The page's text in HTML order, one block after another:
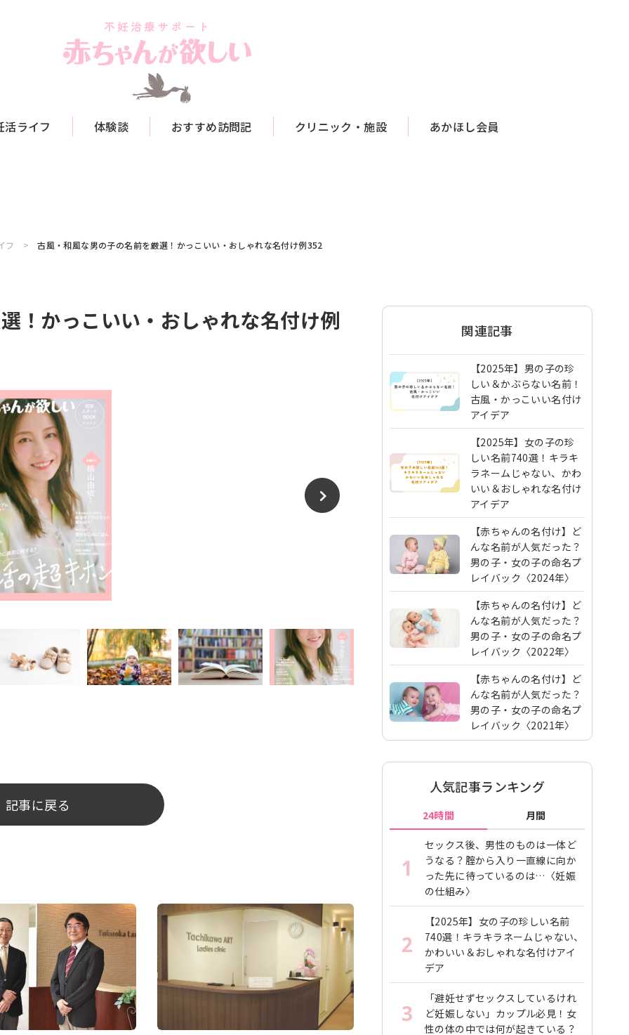
活ライフ 体験談 おすすめ訪問記 クリニック・施設 あかほし会員
フ 古風・和風な男の子の名前を厳選！かっこいい・おしゃれな名付け例352
！かっこいい・おしゃれな名付け例
記事に戻る
関連記事
【2025年】男の子の珍
しい＆かぶらない名前！
古風・かっこいい名付け
アイデア
【2025年】女の子の珍
しい名前740選！キラキ
ラネームじゃない、かわ
いい＆おしゃれな名付け
アイデア
【赤ちゃんの名付け】ど
んな名前が人気だった？
男の子・女の子の命名プ
レイバック〈2024年〉
【赤ちゃんの名付け】ど
んな名前が人気だった？
男の子・女の子の命名プ
レイバック〈2022年〉
【赤ちゃんの名付け】ど
んな名前が人気だった？
男の子・女の子の命名プ
レイバック〈2021年〉
人気記事ランキング
24時間 月間
1
セックス後、男性のものは一体ど
うなる？腟から入り一直線に向か
った先に待っているのは…〈妊娠
の仕組み〉
2
【2025年】女の子の珍しい名前
740選！キラキラネームじゃない、
かわいい＆おしゃれな名付けアイ
デア
3
「避妊せずセックスしているけれ
ど妊娠しない」カップル必見！女
性の体の中では何が起きている？